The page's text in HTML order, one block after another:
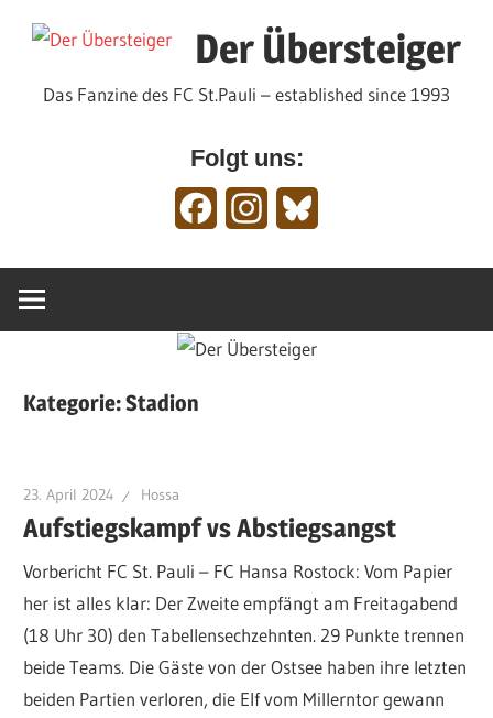
Inhalt
Der Übersteiger
Das Fanzine des FC St.Pauli – established since 1993
Folgt uns:
FacebookInstagram
Kategorie:Stadion
23. April 2024 Hossa
Aufstiegskampf vs Abstiegsangst
Vorbericht FC St. Pauli – FC Hansa Rostock: Vom Papier
her ist alles klar: Der Zweite empfängt am Freitagabend
(18 Uhr 30) den Tabellensechzehnten. 29 Punkte trennen
beide Teams. Die Gäste von der Ostsee haben ihre letzten
beiden Partien verloren, die Elf vom Millerntor gewann